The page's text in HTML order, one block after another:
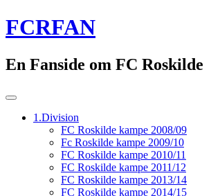
Skip
to
FCRFAN
En Fanside om FC Roskilde
1.Division
FC Roskilde kampe 2008/09
Fc Roskilde kampe 2009/10
FC Roskilde kampe 2010/11
FC Roskilde kampe 2011/12
FC Roskilde kampe 2013/14
FC Roskilde kampe 2014/15